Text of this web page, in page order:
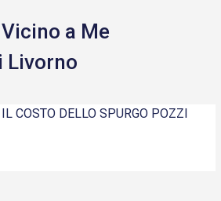
a Me
Livorno
COSTO DELLO SPURGO POZZI